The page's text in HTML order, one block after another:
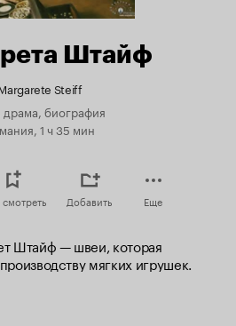
Штайф
Steiff
биография
1 ч 35 мин
смотреть Добавить Еще
Штайф — швеи, которая
мягких игрушек.